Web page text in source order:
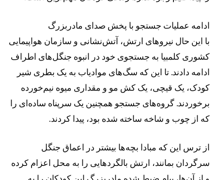
ادامه عملیات جستجو با پخش صدای مادربزرگ
با این حال نیروهای ارتش، آتش‌نشانی و سازمان هواپیمایی
کشوری کلمبیا به جستجوی خود در انبوه جنگل‌های اطراف
ادامه دادند. تا این که سگ‌های مواد‌یاب به یک بطری شیر
کودک، یک قیچی، یک کش مو و مقداری میوه نیم‌خورده‌
برخوردند. گروه‌های جستجو همچنین یک سرپناه ساده‌ای را
که از چوب و شاخه ساخته شده بود، پیدا کردند.
از ترس این که مبادا بچه‌ها بیشتر در اعماق جنگل
سرگردان بمانند، ارتش بالگردهایی را به محل اعزام کرده